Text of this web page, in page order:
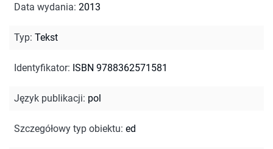
Data wydania: 2013
Typ: Tekst
Identyfikator: ISBN 9788362571581
Język publikacji: pol
Szczegółowy typ obiektu: ed